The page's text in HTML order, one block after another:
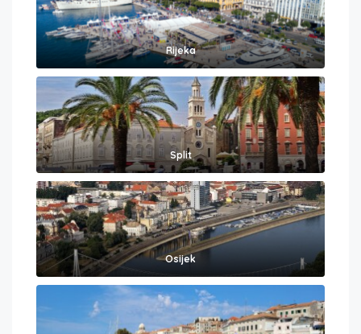
Rijeka
Split
Osijek